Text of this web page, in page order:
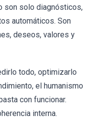
son solo diagnósticos,
automáticos. Son
deseos, valores y
todo, optimizarlo
el humanismo
con funcionar.
interna.